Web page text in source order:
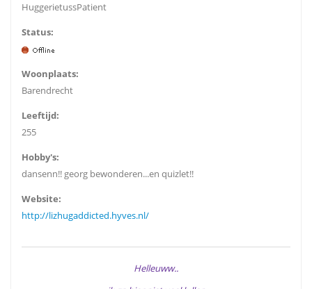
HuggerietussPatient
Status:
Woonplaats:
Barendrecht
Leeftijd:
255
Hobby's:
dansenn!! georg bewonderen...en quizlet!!
Website:
http://lizhugaddicted.hyves.nl/
Helleuww..